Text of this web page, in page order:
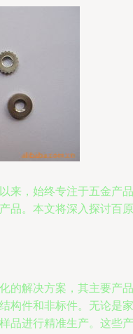
来，始终专注于五金产品
品。本文将深入探讨百原
的解决方案，其主要产品
构件和非标件。无论是家
品进行精准生产。这些产